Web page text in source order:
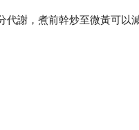
代謝，煮前幹炒至微黃可以